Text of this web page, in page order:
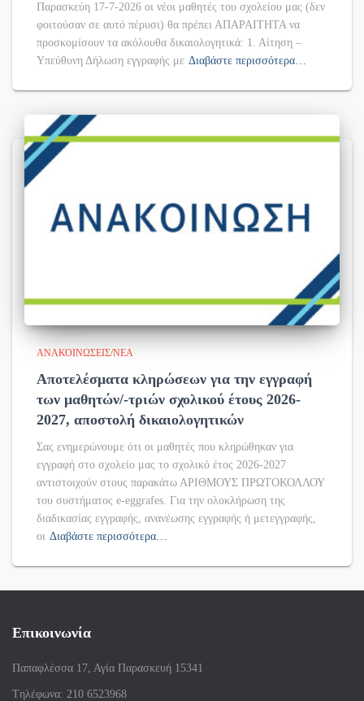
Παρασκεύη 17-7-2026 οι νέοι μαθητές του σχολείου μας (δεν
φοιτούσαν σε αυτό πέρυσι) θα πρέπει ΑΠΑΡΑΙΤΗΤΑ να
προσκομίσουν τα ακόλουθα δικαιολογητικά: 1. Αίτηση –
Υπεύθυνη Δήλωση εγγραφής με Διαβάστε περισσότερα…
ΑΝΑΚΟΙΝΏΣΕΙΣ/ΝΈΑ
Αποτελέσματα κληρώσεων για την εγγραφή
των μαθητών/-τριών σχολικού έτους 2026-
2027, αποστολή δικαιολογητικών
Σας ενημερώνουμε ότι οι μαθητές που κληρώθηκαν για
εγγραφή στο σχολείο μας το σχολικό έτος 2026-2027
αντιστοιχούν στους παρακάτω ΑΡΙΘΜΟΥΣ ΠΡΩΤΟΚΟΛΛΟΥ
του συστήματος e-eggrafes. Για την ολοκλήρωση της
διαδικασίας εγγραφής, ανανέωσης εγγραφής ή μετεγγραφής,
οι Διαβάστε περισσότερα…
Επικοινωνία
Παπαφλέσσα 17, Αγία Παρασκευή 15341
Tηλέφωνα: 210 6523968